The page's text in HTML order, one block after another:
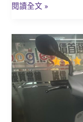
超
民
車
閱讀全文 »
年
光
陽
125【流